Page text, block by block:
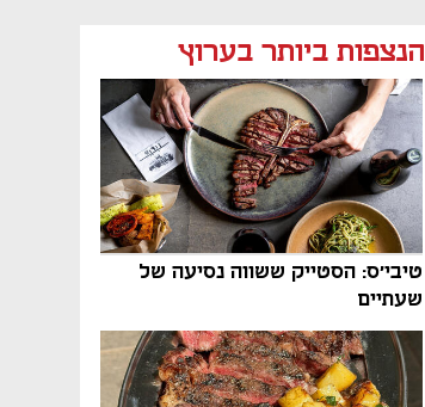
הנצפות ביותר בערוץ
טיבי'ס: הסטייק ששווה נסיעה של
שעתיים